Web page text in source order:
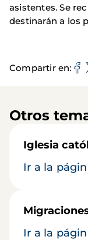
asistentes. Se
destinarán a los
Compartir en
Otros
Iglesia
Ir a la
Ir a la